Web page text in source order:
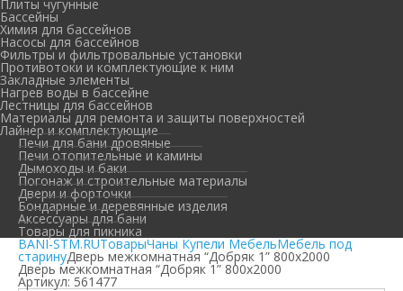
Плиты чугунные
Бассейны
Химия для бассейнов
Насосы для бассейнов
Фильтры и фильтровальные установки
Противотоки и комплектующие к ним
Закладные элементы
Нагрев воды в бассейне
Лестницы для бассейнов
Материалы для ремонта и защиты поверхностей
Лайнер и комплектующие
Печи для бани дровяные
Печи отопительные и камины
Дымоходы и баки
Погонаж и строительные материалы
Двери и форточки
Бондарные и деревянные изделия
Аксессуары для бани
Товары для пикника
BANI-STM.RUТоварыЧаны Купели МебельМебель под
старинуДверь межкомнатная “Добряк 1” 800х2000
Дверь межкомнатная “Добряк 1” 800х2000
Артикул: 561477